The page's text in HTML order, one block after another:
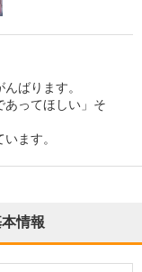
ばります。
あってほしい」そ
ます。
情報